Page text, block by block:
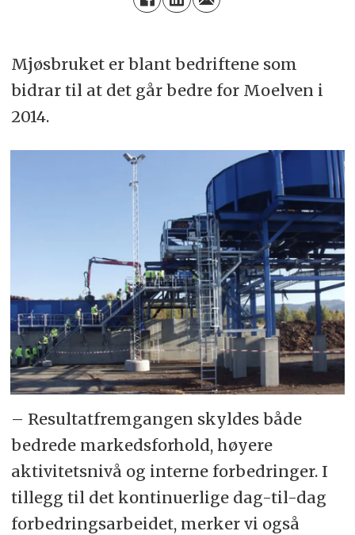
Mjøsbruket er blant bedriftene som
bidrar til at det går bedre for Moelven i
2014.
– Resultatfremgangen skyldes både
bedrede markedsforhold, høyere
aktivitetsnivå og interne forbedringer. I
tillegg til det kontinuerlige dag-til-dag
forbedringsarbeidet, merker vi også